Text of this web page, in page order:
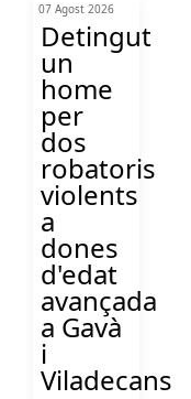
07 Agost 2026
Detingut
un
home
per
dos
robatoris
violents
a
dones
d'edat
avançada
a Gavà
i
Viladecans